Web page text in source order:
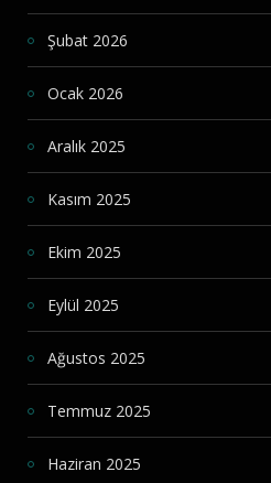
Şubat 2026
Ocak 2026
Aralık 2025
Kasım 2025
Ekim 2025
Eylül 2025
Ağustos 2025
Temmuz 2025
Haziran 2025